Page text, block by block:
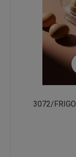
3072/